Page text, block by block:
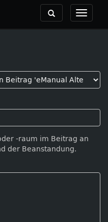
Toggle
Toggle
navigation
-raum im Beitrag an
der Beanstandung.